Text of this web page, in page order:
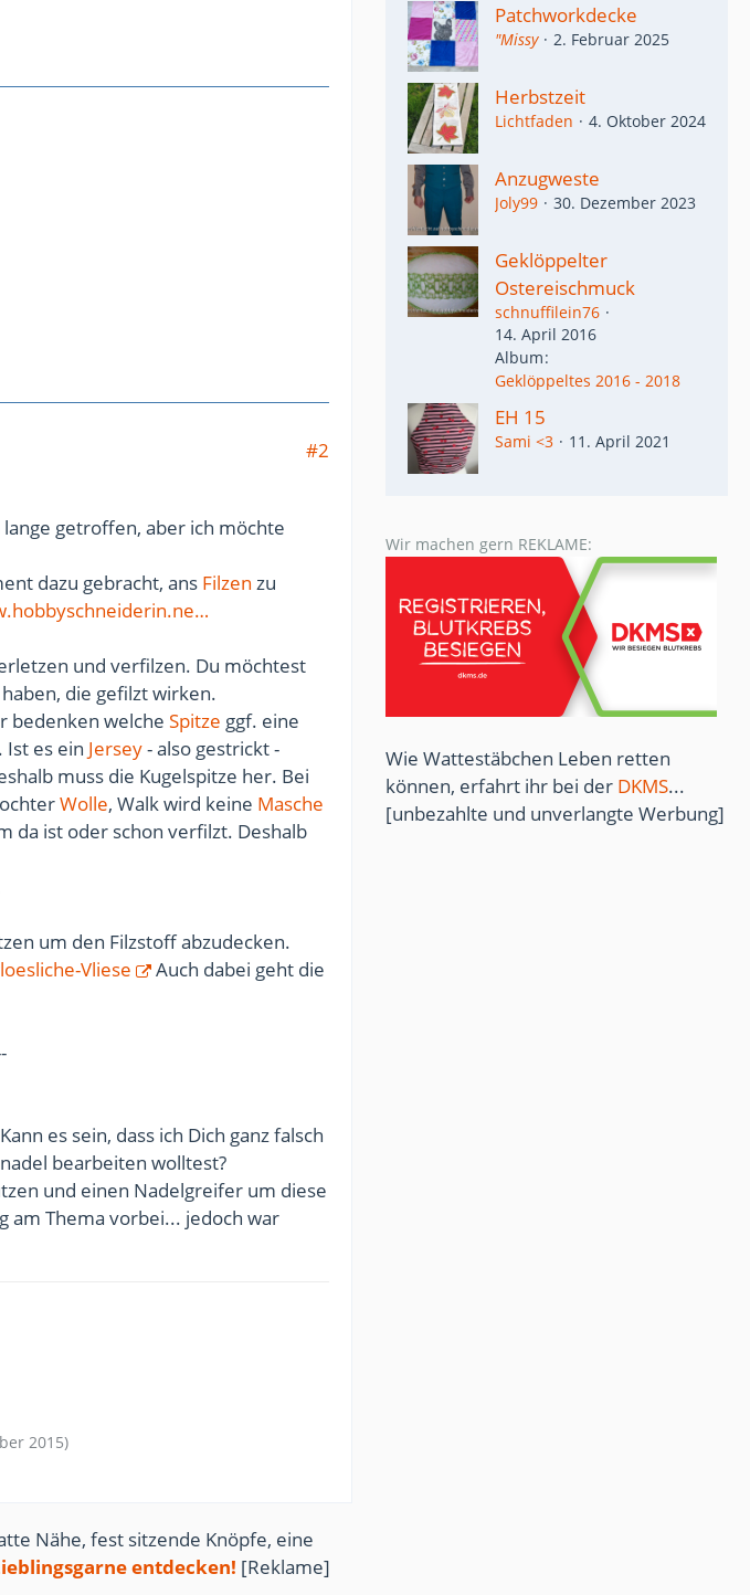
#2
lange getroffen, aber ich möchte
dazu gebracht, ans Filzen zu
und verfilzen. Du möchtest
die gefilzt wirken.
bedenken welche Spitze ggf. eine
Ist es ein Jersey- also gestrickt -
muss die Kugelspitze her. Bei
Wolle, Walk wird keine Masche
da ist oder schon verfilzt. Deshalb
um den Filzstoff abzudecken.
Vliese
Auch dabei geht die
es sein, dass ich Dich ganz falsch
bearbeiten wolltest?
und einen Nadelgreifer um diese
am Thema vorbei... jedoch war
2015)
Nähe, fest sitzende Knöpfe, eine
entdecken! [Reklame]
Patchworkdecke
"Missy 2. Februar 2025
Herbstzeit
Lichtfaden 4. Oktober 2024
Anzugweste
Joly99 30. Dezember 2023
Geklöppelter
Ostereischmuck
schnuffilein76
14. April 2016
Album
Geklöppeltes 2016 - 2018
EH 15
Sami <3 11. April 2021
Wir machen gern REKLAME:
Wie Wattestäbchen Leben retten
können, erfahrt ihr bei der DKMS...
[unbezahlte und unverlangte Werbung]